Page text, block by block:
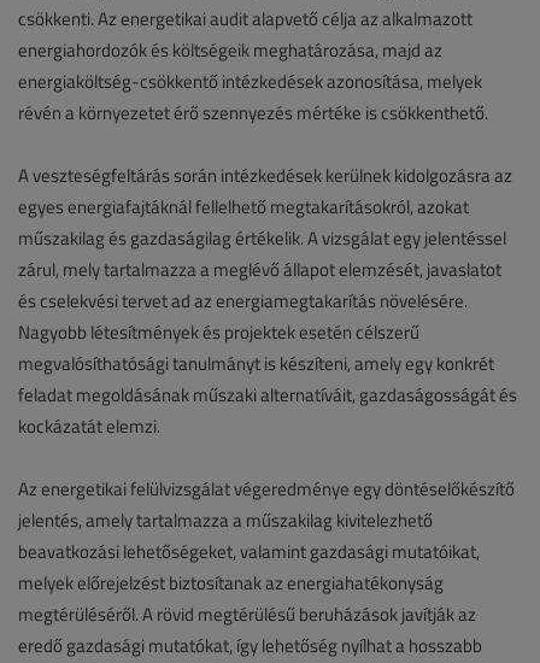
csökkenti. Az energetikai audit alapvető célja az alkalmazott
energiahordozók és költségeik meghatározása, majd az
energiaköltség-csökkentő intézkedések azonosítása, melyek
révén a környezetet érő szennyezés mértéke is csökkenthető.
A veszteségfeltárás során intézkedések kerülnek kidolgozásra az
egyes energiafajtáknál fellelhető megtakarításokról, azokat
műszakilag és gazdaságilag értékelik. A vizsgálat egy jelentéssel
zárul, mely tartalmazza a meglévő állapot elemzését, javaslatot
és cselekvési tervet ad az energiamegtakarítás növelésére.
Nagyobb létesítmények és projektek esetén célszerű
megvalósíthatósági tanulmányt is készíteni, amely egy konkrét
feladat megoldásának műszaki alternatíváit, gazdaságosságát és
kockázatát elemzi.
Az energetikai felülvizsgálat végeredménye egy döntéselőkészítő
jelentés, amely tartalmazza a műszakilag kivitelezhető
beavatkozási lehetőségeket, valamint gazdasági mutatóikat,
melyek előrejelzést biztosítanak az energiahatékonyság
megtérüléséről. A rövid megtérülésű beruházások javítják az
eredő gazdasági mutatókat, így lehetőség nyílhat a hosszabb